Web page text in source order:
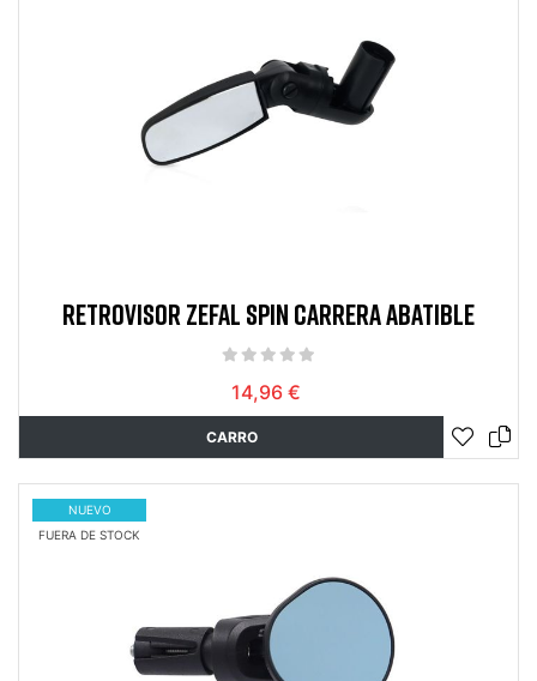
RETROVISOR ZEFAL SPIN CARRERA ABATIBLE
14,96 €
CARRO
NUEVO
FUERA DE STOCK